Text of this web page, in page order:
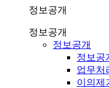
정보공개
정보공개
정보공개
정보공
업무처
이의제